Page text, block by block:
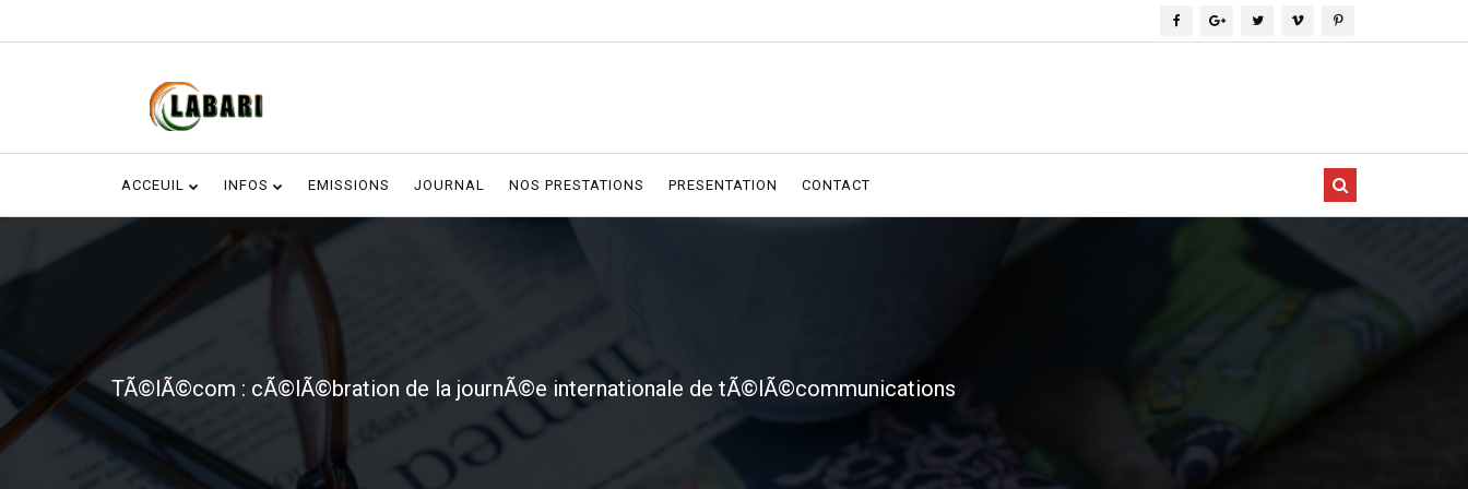
ACCEUIL INFOS EMISSIONS JOURNAL NOS PRESTATIONS PRESENTATION CONTACT
TÃ©lÃ©com : cÃ©lÃ©bration de la journÃ©e internationale de tÃ©lÃ©communications